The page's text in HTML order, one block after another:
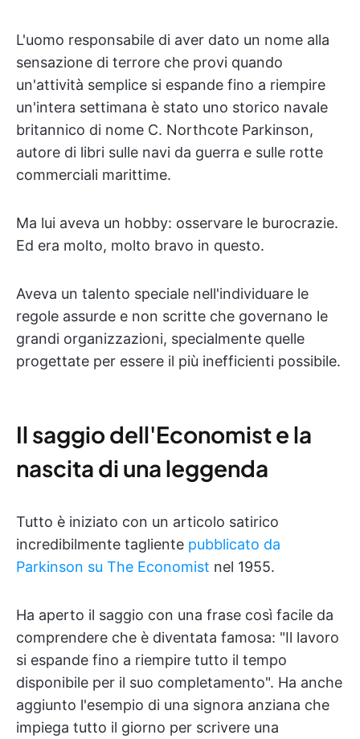
L'uomo responsabile di aver dato un nome alla
sensazione di terrore che provi quando
un'attività semplice si espande fino a riempire
un'intera settimana è stato uno storico navale
britannico di nome C. Northcote Parkinson,
autore di libri sulle navi da guerra e sulle rotte
commerciali marittime.
Ma lui aveva un hobby: osservare le burocrazie.
Ed era molto, molto bravo in questo.
Aveva un talento speciale nell'individuare le
regole assurde e non scritte che governano le
grandi organizzazioni, specialmente quelle
progettate per essere il più inefficienti possibile.
Il saggio dell'Economist e la
nascita di una leggenda
Tutto è iniziato con un articolo satirico
incredibilmente tagliente pubblicato da
Parkinson su The Economist nel 1955.
Ha aperto il saggio con una frase così facile da
comprendere che è diventata famosa: "Il lavoro
si espande fino a riempire tutto il tempo
disponibile per il suo completamento". Ha anche
aggiunto l'esempio di una signora anziana che
impiega tutto il giorno per scrivere una